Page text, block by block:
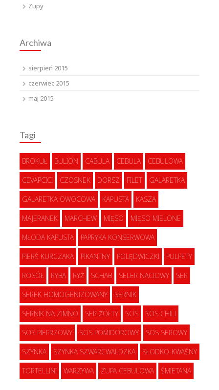
Zupy
Archiwa
sierpień 2015
czerwiec 2015
maj 2015
Tagi
BROKUŁ BULION CABULA CEBULA CEBULOWA
CEVAPCICI CZOSNEK DORSZ FILET GALARETKA
GALARETKA OWOCOWA KAPUSTA KASZA
MAJERANEK MARCHEW MIĘSO MIĘSO MIELONE
MŁODA KAPUSTA PAPRYKA KONSERWOWA
PIERŚ KURCZAKA PIKANTNY POLĘDWICZKI PULPETY
ROSÓŁ RYBA RYŻ SCHAB SELER NACIOWY SER
SEREK HOMOGENIZOWANY SERNIK
SERNIK NA ZIMNO SER ŻÓŁTY SOS SOS CHILI
SOS PIEPRZOWY SOS POMIDOROWY SOS SEROWY
SZYNKA SZYNKA SZWARCWALDZKA SŁODKO-KWAŚNY
TORTELLINI WARZYWA ZUPA CEBULOWA ŚMIETANA